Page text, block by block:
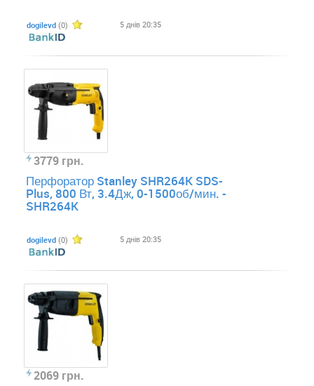
dogilevd (0) 5 днів 20:35
3779 грн.
Перфоратор Stanley SHR264K SDS-
Plus, 800 Вт, 3.4Дж, 0-1500об/мин. -
SHR264K
dogilevd (0) 5 днів 20:35
2069 грн.